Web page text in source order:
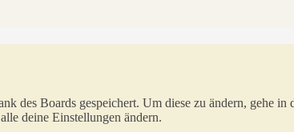
des Boards gespeichert. Um diese zu ändern, gehe
deine Einstellungen ändern.